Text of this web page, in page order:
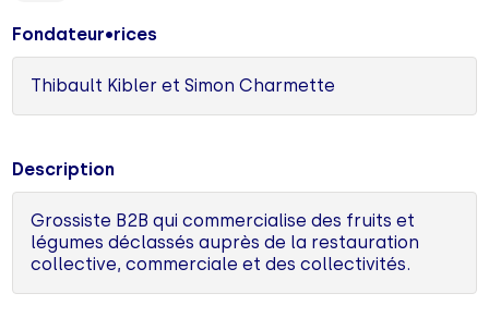
Fondateur•rices
Thibault Kibler et Simon Charmette
Description
Grossiste B2B qui commercialise des fruits et
légumes déclassés auprès de la restauration
collective, commerciale et des collectivités.